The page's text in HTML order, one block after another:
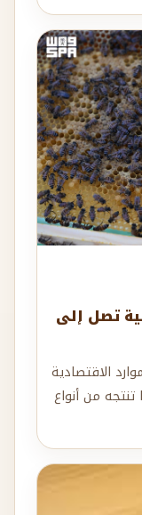
تصل إلى
الاقتصادية
من أنواع